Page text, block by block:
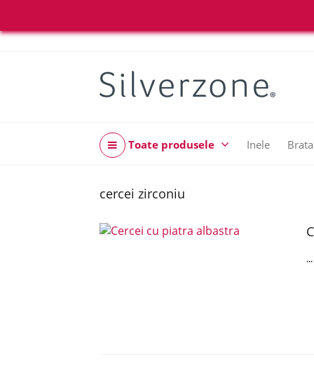
Toate produsele Inele
cercei zirconiu